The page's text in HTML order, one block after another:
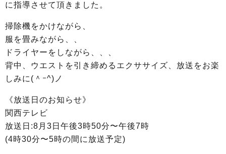
に指導させて頂きました。
掃除機をかけながら、
服を畳みながら、、
ドライヤーをしながら、、、
背中、ウエストを引き締めるエクササイズ、放送をお楽
しみに(＾ｰ^)ノ
《放送日のお知らせ》
関西テレビ
放送日:8月3日午後3時50分〜午後7時
(4時30分〜5時の間に放送予定)